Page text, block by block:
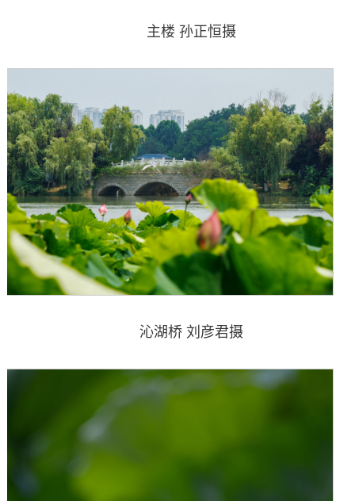
主楼 孙正恒摄
沁湖桥 刘彦君摄